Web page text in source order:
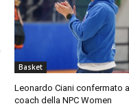
Basket
Leonardo Ciani confermato
coach della NPC Women